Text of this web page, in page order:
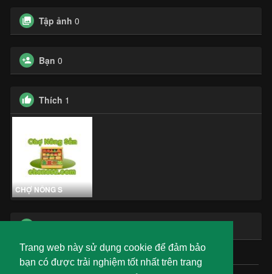
Trang web này sử dụng cookie để đảm bảo
bạn có được trải nghiệm tốt nhất trên trang
Tập ảnh 0
Bạn 0
Thích 1
CHỢ NÔNG S